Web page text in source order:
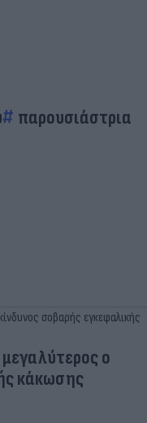
παρουσιάστρια
ο
κάκωσης